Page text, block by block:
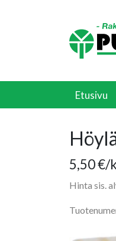
Etusivu
5,50€/
Hinta sis.